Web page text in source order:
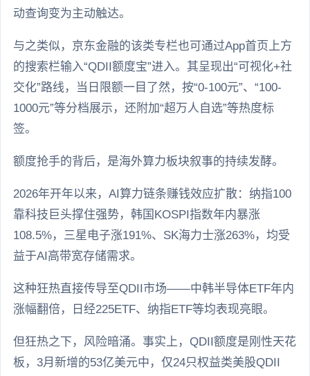
动查询变为主动触达。
与之类似，京东金融的该类专栏也可通过App首页上方
的搜索栏输入“QDII额度宝”进入。其呈现出“可视化+社
交化”路线，当日限额一目了然，按“0-100元”、“100-
1000元”等分档展示，还附加“超万人自选”等热度标
签。
额度抢手的背后，是海外算力板块叙事的持续发酵。
2026年开年以来，AI算力链条赚钱效应扩散：纳指100
靠科技巨头撑住强势，韩国KOSPI指数年内暴涨
108.5%，三星电子涨191%、SK海力士涨263%，均受
益于AI高带宽存储需求。
这种狂热直接传导至QDII市场——中韩半导体ETF年内
涨幅翻倍，日经225ETF、纳指ETF等均表现亮眼。
但狂热之下，风险暗涌。事实上，QDII额度是刚性天花
板，3月新增的53亿美元中，仅24只权益类美股QDII